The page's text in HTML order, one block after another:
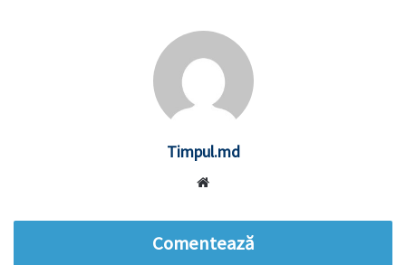
Timpul.md
Comentează